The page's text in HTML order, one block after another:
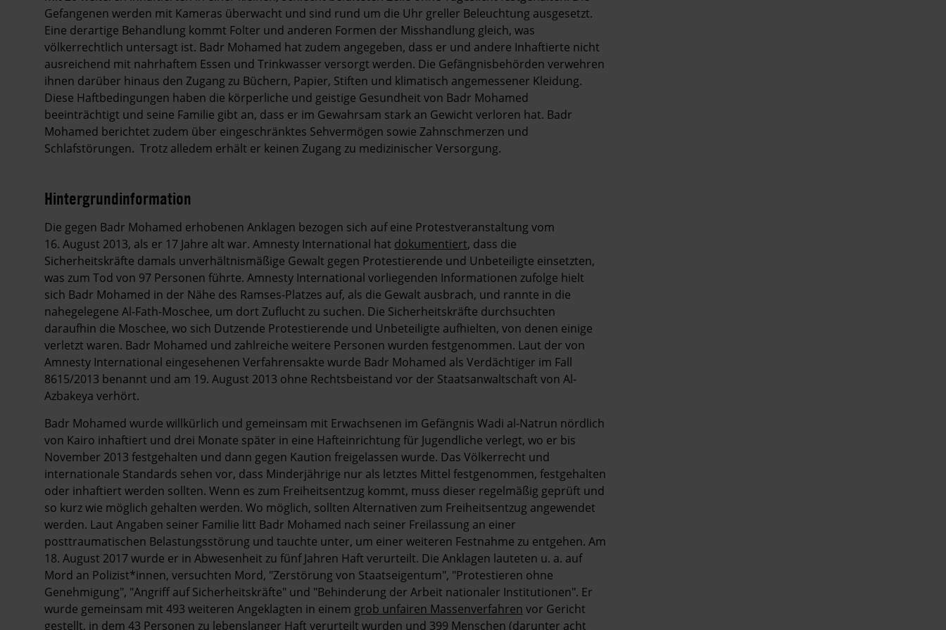
Gefangenen werden mit Kameras überwacht und sind rund um die Uhr greller Beleuchtung ausgesetzt.
Eine derartige Behandlung kommt Folter und anderen Formen der Misshandlung gleich, was
völkerrechtlich untersagt ist. Badr Mohamed hat zudem angegeben, dass er und andere Inhaftierte nicht
ausreichend mit nahrhaftem Essen und Trinkwasser versorgt werden. Die Gefängnisbehörden verwehren
ihnen darüber hinaus den Zugang zu Büchern, Papier, Stiften und klimatisch angemessener Kleidung.
Diese Haftbedingungen haben die körperliche und geistige Gesundheit von Badr Mohamed
beeinträchtigt und seine Familie gibt an, dass er im Gewahrsam stark an Gewicht verloren hat. Badr
Mohamed berichtet zudem über eingeschränktes Sehvermögen sowie Zahnschmerzen und
Schlafstörungen. Trotz alledem erhält er keinen Zugang zu medizinischer Versorgung.
Hintergrundinformation
Hintergrund
Die gegen Badr Mohamed erhobenen Anklagen bezogen sich auf eine Protestveranstaltung vom
16. August 2013, als er 17 Jahre alt war. Amnesty International hat dokumentiert, dass die
Sicherheitskräfte damals unverhältnismäßige Gewalt gegen Protestierende und Unbeteiligte einsetzten,
was zum Tod von 97 Personen führte. Amnesty International vorliegenden Informationen zufolge hielt
sich Badr Mohamed in der Nähe des Ramses-Platzes auf, als die Gewalt ausbrach, und rannte in die
nahegelegene Al-Fath-Moschee, um dort Zuflucht zu suchen. Die Sicherheitskräfte durchsuchten
daraufhin die Moschee, wo sich Dutzende Protestierende und Unbeteiligte aufhielten, von denen einige
verletzt waren. Badr Mohamed und zahlreiche weitere Personen wurden festgenommen. Laut der von
Amnesty International eingesehenen Verfahrensakte wurde Badr Mohamed als Verdächtiger im Fall
8615/2013 benannt und am 19. August 2013 ohne Rechtsbeistand vor der Staatsanwaltschaft von Al-
Azbakeya verhört.
Badr Mohamed wurde willkürlich und gemeinsam mit Erwachsenen im Gefängnis Wadi al-Natrun nördlich
von Kairo inhaftiert und drei Monate später in eine Hafteinrichtung für Jugendliche verlegt, wo er bis
November 2013 festgehalten und dann gegen Kaution freigelassen wurde. Das Völkerrecht und
internationale Standards sehen vor, dass Minderjährige nur als letztes Mittel festgenommen, festgehalten
oder inhaftiert werden sollten. Wenn es zum Freiheitsentzug kommt, muss dieser regelmäßig geprüft und
so kurz wie möglich gehalten werden. Wo möglich, sollten Alternativen zum Freiheitsentzug angewendet
werden. Laut Angaben seiner Familie litt Badr Mohamed nach seiner Freilassung an einer
posttraumatischen Belastungsstörung und tauchte unter, um einer weiteren Festnahme zu entgehen. Am
18. August 2017 wurde er in Abwesenheit zu fünf Jahren Haft verurteilt. Die Anklagen lauteten u. a. auf
Mord an Polizist*innen, versuchten Mord, "Zerstörung von Staatseigentum", "Protestieren ohne
Genehmigung", "Angriff auf Sicherheitskräfte" und "Behinderung der Arbeit nationaler Institutionen". Er
wurde gemeinsam mit 493 weiteren Angeklagten in einem grob unfairen Massenverfahren vor Gericht
gestellt, in dem 43 Personen zu lebenslanger Haft verurteilt wurden und 399 Menschen (darunter acht